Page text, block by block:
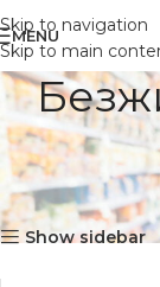
Skip to navigation
Skip to main
MENU
Дома ТВ, Аудио &
Звучници
Showing all 6
Show sidebar